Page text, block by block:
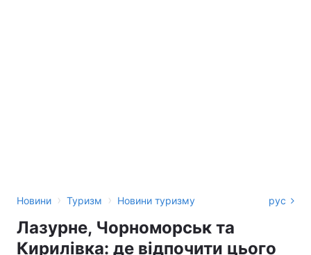
Новини › Туризм › Новини туризму рус
Лазурне, Чорноморськ та
Кирилівка: де відпочити цього